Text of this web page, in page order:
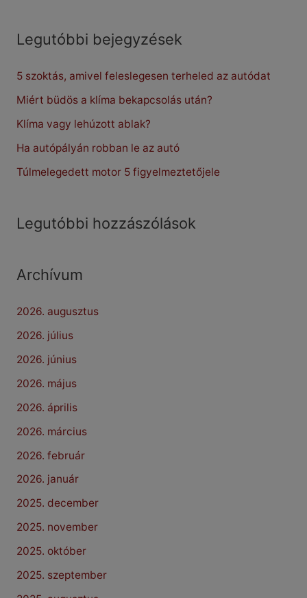
r
h
f
o
r
Legutóbbi bejegyzések
5 szoktás, amivel feleslegesen terheled az autódat
Miért büdös a klíma bekapcsolás után?
Klíma vagy lehúzott ablak?
Ha autópályán robban le az autó
Túlmelegedett motor 5 figyelmeztetőjele
Legutóbbi hozzászólások
Archívum
2026. augusztus
2026. július
2026. június
2026. május
2026. április
2026. március
2026. február
2026. január
2025. december
2025. november
2025. október
2025. szeptember